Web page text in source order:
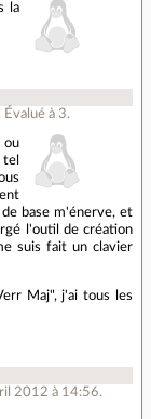
la
Évalué à 3.
ou
base m'énerve, et
l'outil de création
suis fait un clavier
Maj", j'ai tous les
2012 à 14:56.